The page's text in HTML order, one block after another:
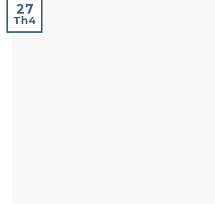
27
Th4